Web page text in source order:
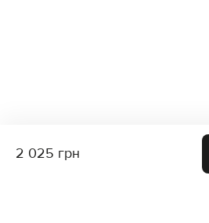
2 025 грн